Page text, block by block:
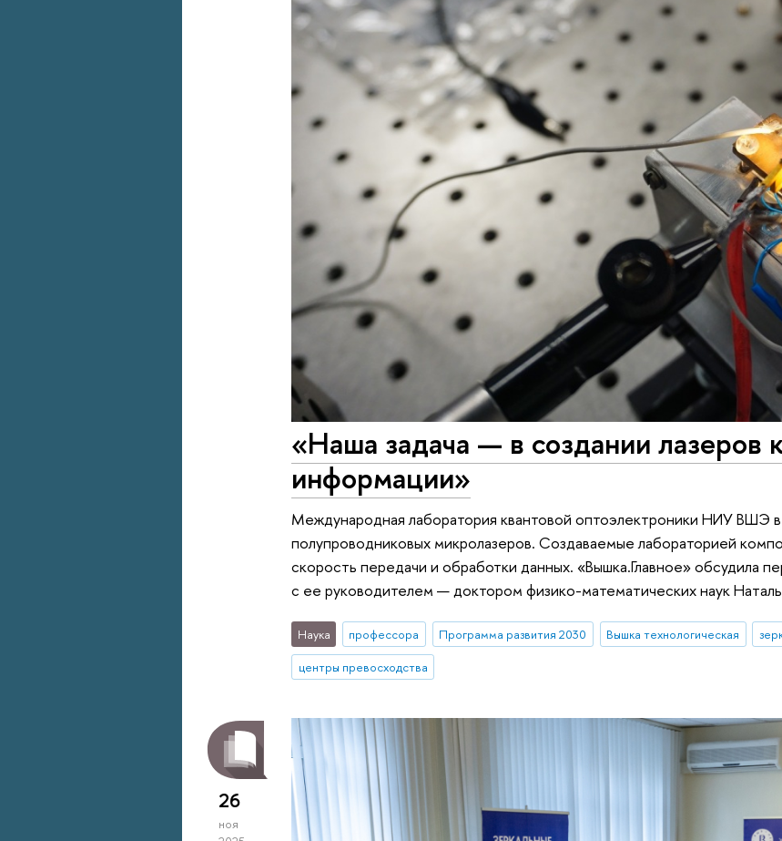
«Наша задача — в создании лазеров
информации»
Международная лаборатория квантовой оптоэлектроники НИУ ВШЭ
полупроводниковых микролазеров. Создаваемые лабораторией
скорость передачи и обработки данных. «Вышка.Главное» обсудила
с ее руководителем — доктором физико-математических наук
Наука профессора Программа развития 2030 Вышка технологическая
центры превосходства
26
ноя